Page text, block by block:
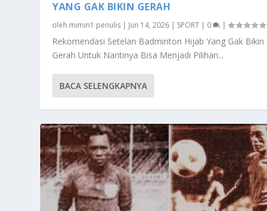
YANG GAK BIKIN GERAH
oleh mimin1 penulis | Jun 14, 2026 | SPORT | 0 |
Rekomendasi Setelan Badminton Hijab Yang Gak Bikin
Gerah Untuk Nantinya Bisa Menjadi Pilihan...
BACA SELENGKAPNYA